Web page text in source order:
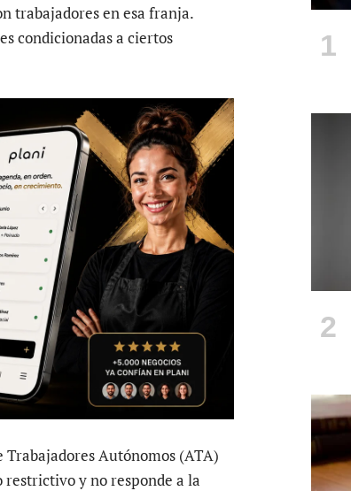
trabajadores en esa franja.
condicionadas a ciertos
Trabajadores Autónomos (ATA)
restrictivo y no responde a la